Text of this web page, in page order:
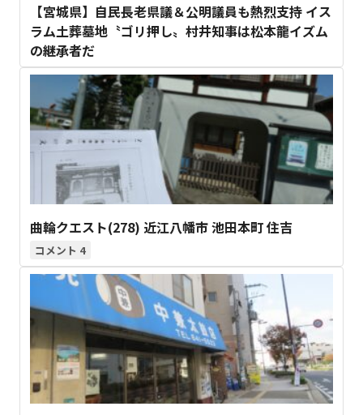
【宮城県】自民長老県議＆公明議員も熱烈支持 イス
ラム土葬墓地〝ゴリ押し〟村井知事は松本龍イズム
の継承者だ
曲輪クエスト(278) 近江八幡市 池田本町 住吉
4